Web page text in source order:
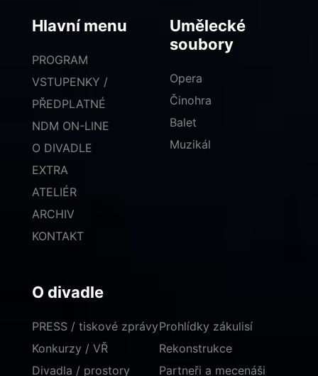
Hlavní menu
PROGRAM
VSTUPENKY /
PŘEDPLATNÉ
NDM ON-LINE
O DIVADLE
EXTRA
ATELIÉR
ARCHIV
KONTAKT
Umělecké
soubory
Opera
Činohra
Balet
Muzikál
O divadle
PRESS / tiskové zprávy
Konkurzy / VŘ
Divadla / prostory
Prohlídky zákulisí
Rekonstrukce
Partneři a mecenáši